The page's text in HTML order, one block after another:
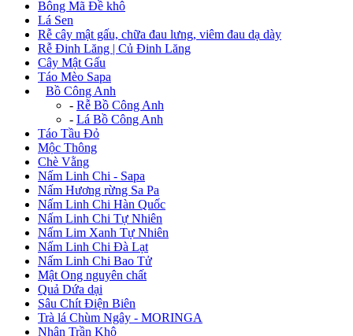
Bông Mã Đề khô
Lá Sen
Rễ cây mật gấu, chữa đau lưng, viêm đau dạ dày
Rễ Đinh Lăng | Củ Đinh Lăng
Cây Mật Gấu
Táo Mèo Sapa
Bồ Công Anh
- Rễ Bồ Công Anh
- Lá Bồ Công Anh
Táo Tầu Đỏ
Mộc Thông
Chè Vằng
Nấm Linh Chi - Sapa
Nấm Hương rừng Sa Pa
Nấm Linh Chi Hàn Quốc
Nấm Linh Chi Tự Nhiên
Nấm Lim Xanh Tự Nhiên
Nấm Linh Chi Đà Lạt
Nấm Linh Chi Bao Tử
Mật Ong nguyên chất
Quả Dứa dại
Sâu Chít Điện Biên
Trà lá Chùm Ngây - MORINGA
Nhân Trần Khô